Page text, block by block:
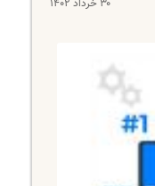
۳۰ خرداد ۱۴۰۲